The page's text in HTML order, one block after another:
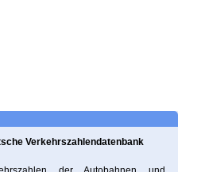
Verkehrszahlendatenbank